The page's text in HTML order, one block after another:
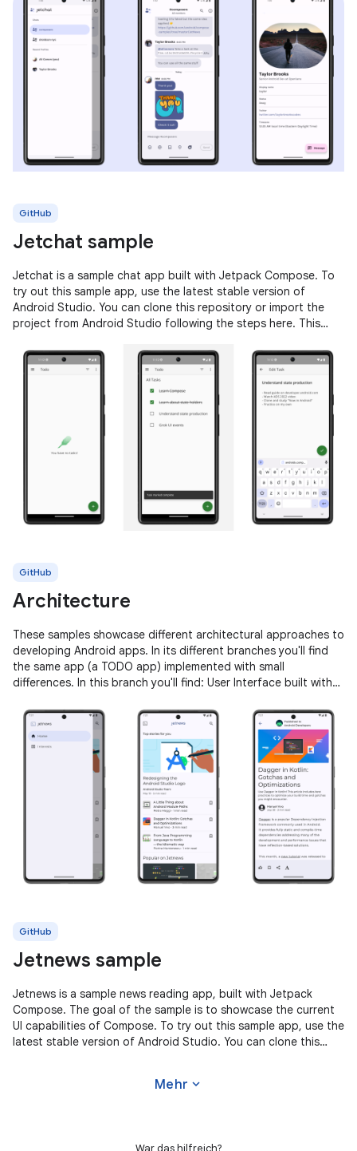
GitHub
Jetchat sample
Jetchat is a sample chat app built with Jetpack Compose. To
try out this sample app, use the latest stable version of
Android Studio. You can clone this repository or import the
project from Android Studio following the steps here. This
GitHub
Architecture
These samples showcase different architectural approaches to
developing Android apps. In its different branches you'll find
the same app (a TODO app) implemented with small
differences. In this branch you'll find: User Interface built with
GitHub
Jetnews sample
Jetnews is a sample news reading app, built with Jetpack
Compose. The goal of the sample is to showcase the current
UI capabilities of Compose. To try out this sample app, use the
latest stable version of Android Studio. You can clone this
Mehr expand_more
War das hilfreich?